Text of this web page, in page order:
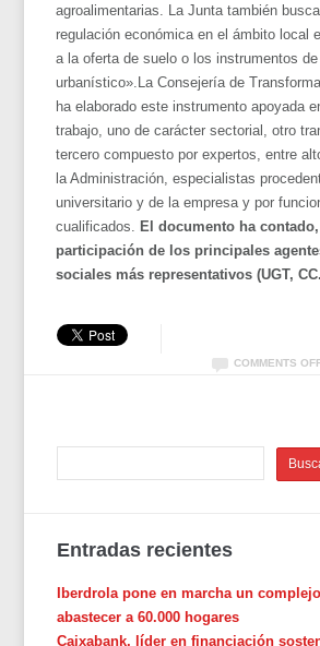
agroalimentarias. La Junta también
regulación económica en el ámbito local
a la oferta de suelo o los instrumentos
urbanístico».La Consejería de
ha elaborado este instrumento apoyada
trabajo, uno de carácter sectorial, otro
tercero compuesto por expertos, entre
la Administración, especialistas
universitario y de la empresa y por
cualificados. El documento ha
participación de los principales
sociales más representativos (UGT,
COMMENTS
Entradas recientes
Iberdrola pone en marcha un
abastecer a 60.000 hogares
Caixabank, líder en financiación